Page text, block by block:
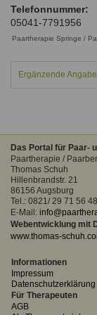
Qualität
Seminare
Liste der
Passwort*
vergessen?
Anmelden
Sitemap
Links
Formular zur
Telefonnummer:
05041-7791956
Paartherapie Springe /
Ergänzende
Das Portal für Paar-
Paartherapie /
Thomas Schuh
Hillenbrandstr. 21
86156 Augsburg
Tel.: 0821/ 29 71 56 48
E-Mail:
Webentwicklung mit
www.thomas-
Informationen
Impressum
Datenschutzerklärung
Für Therapeuten
AGB